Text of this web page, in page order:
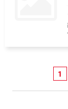
1